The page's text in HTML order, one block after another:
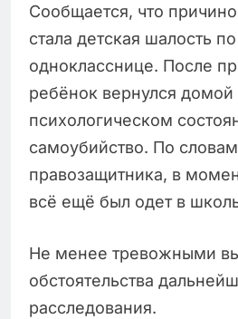
Сообщается, что
стала детская шалость
однокласснице. После
ребёнок вернулся
психологическом
самоубийство. По словам
правозащитника, в
всё ещё был одет в
Не менее тревожными
обстоятельства
расследования.